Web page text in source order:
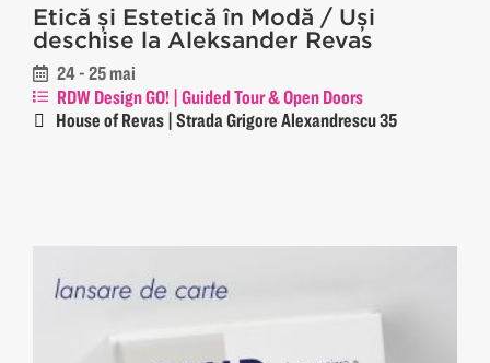
Etică și Estetică în Modă / Uși
deschise la Aleksander Revas
24 - 25 mai
RDW Design GO! | Guided Tour & Open Doors
House of Revas | Strada Grigore Alexandrescu 35